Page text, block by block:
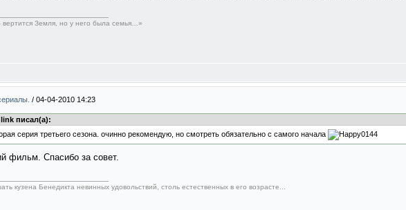
вертится Земля, но у него была семья…»
/ 04-04-2010 14:23
писал(а):
серия третьего сезона. очинно рекомендую, но смотреть обязательно с самого начала
фильм. Спасибо за совет.
кузена Бенедикта невинных удовольствий, столь естественных в его возрасте...